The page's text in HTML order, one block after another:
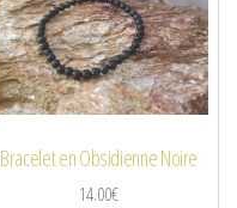
Bracelet en Obsidienne Noire
14.00€